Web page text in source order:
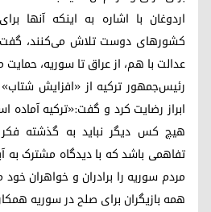
اردوغان با اشاره به اینکه آنها
کشورهای دوست تلاش می‌کنند،
عدالت با هم، از عراق تا سوریه،
رئیس‌جمهور ترکیه از «افزایش
ابراز رضایت کرد و گفت:«ترکیه
هیچ کس دیگر نباید به گذشته فکر
تفاهمی باشد که با دیدگاه مشترک به
مردم سوریه را برادران و خواهران خود
همه بازیگران برای صلح در سوریه